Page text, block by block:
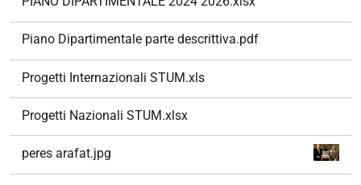
Piano Dipartimentale parte descrittiva.pdf
Progetti Internazionali STUM.xls
Progetti Nazionali STUM.xlsx
peres arafat.jpg